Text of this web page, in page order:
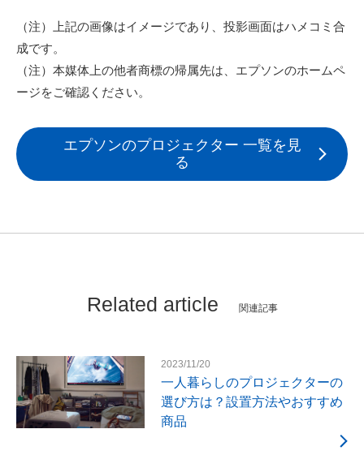
（注）上記の画像はイメージであり、投影画面はハメコミ合
成です。
（注）本媒体上の他者商標の帰属先は、エプソンのホームペ
ージをご確認ください。
エプソンのプロジェクター 一覧を見
る
Related article 関連記事
2023/11/20
一人暮らしのプロジェクターの
選び方は？設置方法やおすすめ
商品